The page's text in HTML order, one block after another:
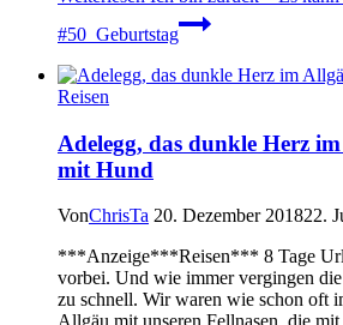
#50_Geburtstag
Reisen
Adelegg, das dunkle Herz
mit Hund
VonChrisTa 20. Dezember 201822.
***Anzeige***Reisen*** 8 Tage
vorbei. Und wie immer vergingen
zu schnell. Wir waren wie schon oft